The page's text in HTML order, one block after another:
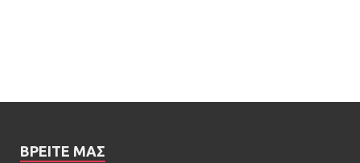
ΒΡΕΊΤΕ ΜΑΣ